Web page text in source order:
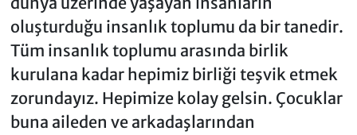
oluşturduğu insanlık toplumu da bir tanedir.
Tüm insanlık toplumu arasında birlik
kurulana kadar hepimiz birliği teşvik etmek
zorundayız. Hepimize kolay gelsin. Çocuklar
buna aileden ve arkadaşlarından